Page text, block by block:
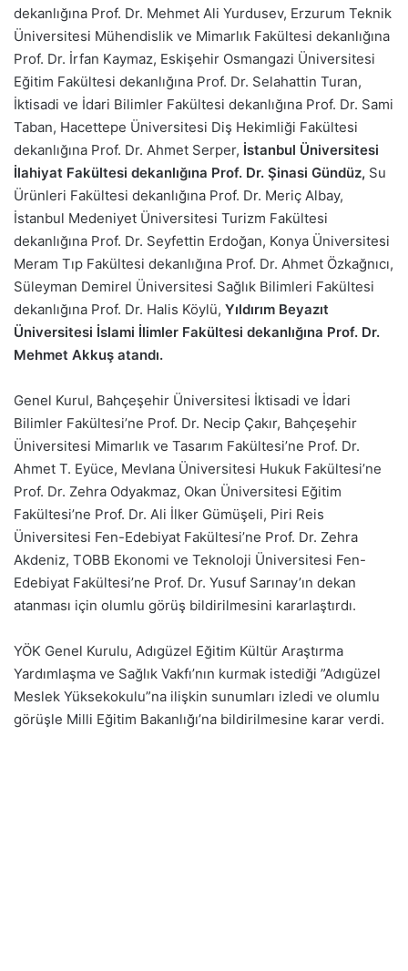
dekanlığına Prof. Dr. Mehmet Ali Yurdusev, Erzurum Teknik
Üniversitesi Mühendislik ve Mimarlık Fakültesi dekanlığına
Prof. Dr. İrfan Kaymaz, Eskişehir Osmangazi Üniversitesi
Eğitim Fakültesi dekanlığına Prof. Dr. Selahattin Turan,
İktisadi ve İdari Bilimler Fakültesi dekanlığına Prof. Dr. Sami
Taban, Hacettepe Üniversitesi Diş Hekimliği Fakültesi
dekanlığına Prof. Dr. Ahmet Serper, İstanbul Üniversitesi
İlahiyat Fakültesi dekanlığına Prof. Dr. Şinasi Gündüz, Su
Ürünleri Fakültesi dekanlığına Prof. Dr. Meriç Albay,
İstanbul Medeniyet Üniversitesi Turizm Fakültesi
dekanlığına Prof. Dr. Seyfettin Erdoğan, Konya Üniversitesi
Meram Tıp Fakültesi dekanlığına Prof. Dr. Ahmet Özkağnıcı,
Süleyman Demirel Üniversitesi Sağlık Bilimleri Fakültesi
dekanlığına Prof. Dr. Halis Köylü, Yıldırım Beyazıt
Üniversitesi İslami İlimler Fakültesi dekanlığına Prof. Dr.
Mehmet Akkuş atandı.
Genel Kurul, Bahçeşehir Üniversitesi İktisadi ve İdari
Bilimler Fakültesi’ne Prof. Dr. Necip Çakır, Bahçeşehir
Üniversitesi Mimarlık ve Tasarım Fakültesi’ne Prof. Dr.
Ahmet T. Eyüce, Mevlana Üniversitesi Hukuk Fakültesi’ne
Prof. Dr. Zehra Odyakmaz, Okan Üniversitesi Eğitim
Fakültesi’ne Prof. Dr. Ali İlker Gümüşeli, Piri Reis
Üniversitesi Fen-Edebiyat Fakültesi’ne Prof. Dr. Zehra
Akdeniz, TOBB Ekonomi ve Teknoloji Üniversitesi Fen-
Edebiyat Fakültesi’ne Prof. Dr. Yusuf Sarınay’ın dekan
atanması için olumlu görüş bildirilmesini kararlaştırdı.
YÖK Genel Kurulu, Adıgüzel Eğitim Kültür Araştırma
Yardımlaşma ve Sağlık Vakfı’nın kurmak istediği ”Adıgüzel
Meslek Yüksekokulu”na ilişkin sunumları izledi ve olumlu
görüşle Milli Eğitim Bakanlığı’na bildirilmesine karar verdi.